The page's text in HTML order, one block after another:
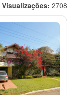
Visualizações: 2708